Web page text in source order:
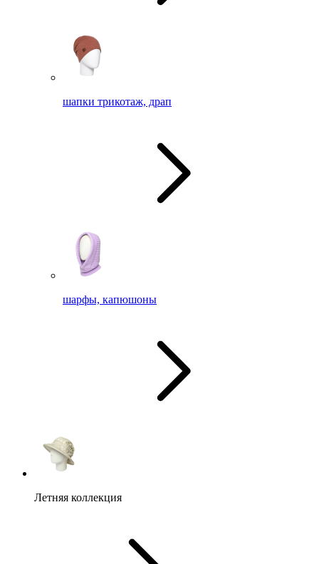
шапки трикотаж, драп
шарфы, капюшоны
Летняя коллекция